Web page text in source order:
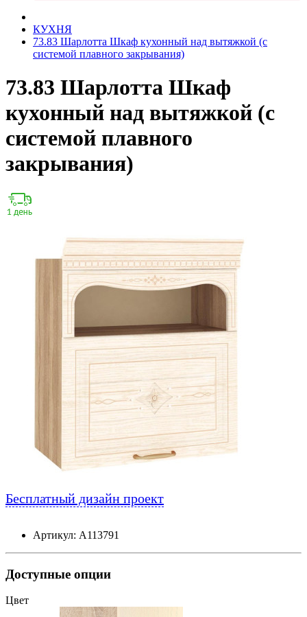
КУХНЯ
73.83 Шарлотта Шкаф кухонный над вытяжкой (с
системой плавного закрывания)
73.83 Шарлотта Шкаф
кухонный над вытяжкой (с
системой плавного
закрывания)
Бесплатный дизайн проект
Артикул: А113791
Доступные опции
Цвет